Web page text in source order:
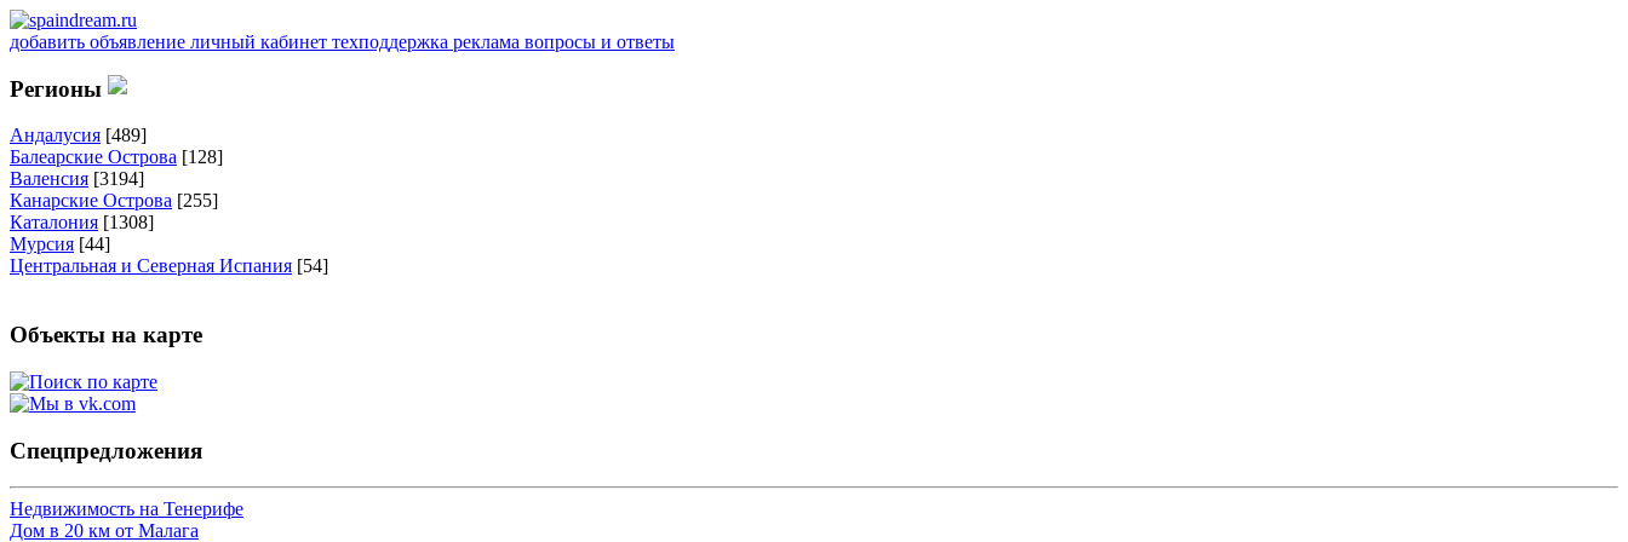
добавить объявление личный кабинет техподдержка реклама вопросы и ответы
Регионы
Андалусия [489]
Балеарские Острова [128]
Валенсия [3194]
Канарские Острова [255]
Каталония [1308]
Мурсия [44]
Центральная и Северная Испания [54]
Объекты на карте
Спецпредложения
Недвижимость на Тенерифе
Дом в 20 км от Малага